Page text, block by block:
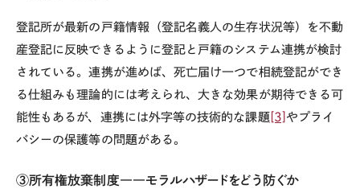
登記所が最新の戸籍情報（登記名義人の生存状況等）を不動
産登記に反映できるように登記と戸籍のシステム連携が検討
されている。連携が進めば、死亡届け一つで相続登記ができ
る仕組みも理論的には考えられ、大きな効果が期待できる可
能性もあるが、連携には外字等の技術的な課題[3] やプライ
バシーの保護等の問題がある。
③所有権放棄制度――モラルハザードをどう防ぐか